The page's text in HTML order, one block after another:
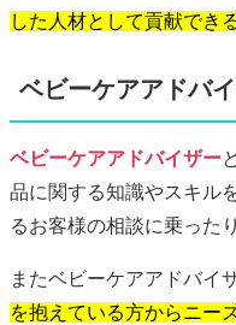
した人材として貢献でき
ベビーケアアドバ
ベビーケアアドバイザー
品に関する知識やスキル
るお客様の相談に乗った
またベビーケアアドバイ
を抱えている方からニー